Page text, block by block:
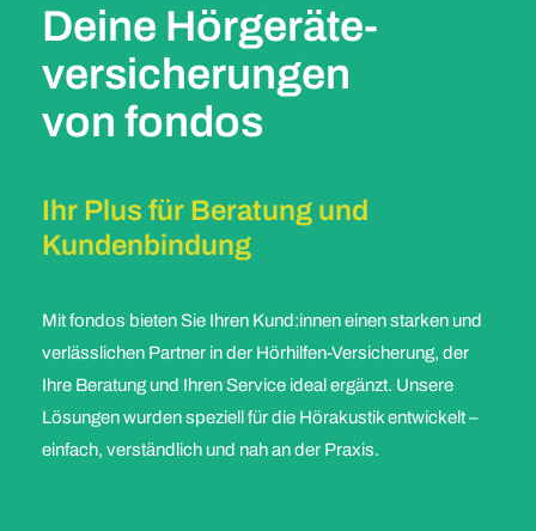
Deine Hörgeräte-
versicherungen
von fondos
Ihr Plus für Beratung und
Kundenbindung
Mit fondos bieten Sie Ihren Kund:innen einen starken und
verlässlichen Partner in der Hörhilfen-Versicherung, der
Ihre Beratung und Ihren Service ideal ergänzt. Unsere
Lösungen wurden speziell für die Hörakustik entwickelt –
einfach, verständlich und nah an der Praxis.